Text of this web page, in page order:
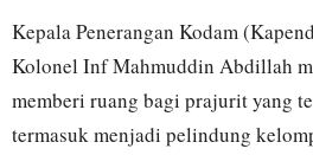
Kepala Penerangan Kodam
Kolonel Inf Mahmuddin Abdillah
memberi ruang bagi prajurit yang
termasuk menjadi pelindung